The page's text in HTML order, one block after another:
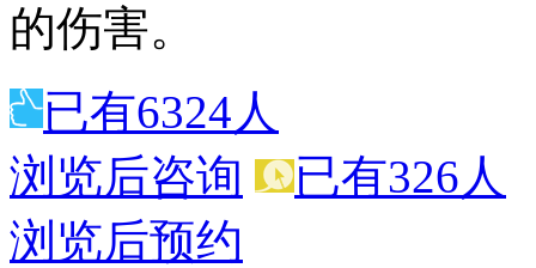
的伤害。
已有6324人
浏览后咨询
已有326人
浏览后预约